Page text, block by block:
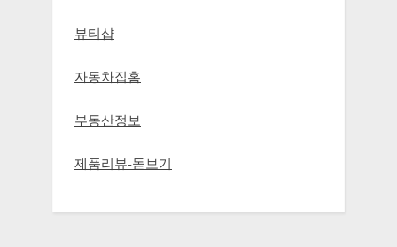
뷰티샵
자동차집홈
부동산정보
제품리뷰-돋보기